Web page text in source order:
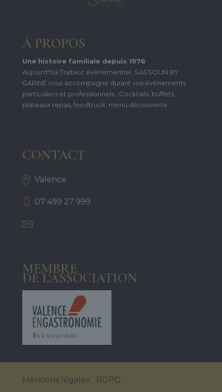
À PROPOS
Une histoire familiale depuis 1976
Aujourd'hui Traiteur évènementiel, SASSOUN BY
GARINÉ vous accompagne durant vos événements
particuliers et professionnels : Cocktails, buffets,
plateaux repas, foodtruck, menu découverte...
CONTACT
Valence
07 499 27 999
MEMBRE
DE L'ASSOCIATION
Mentions légales - RGPD